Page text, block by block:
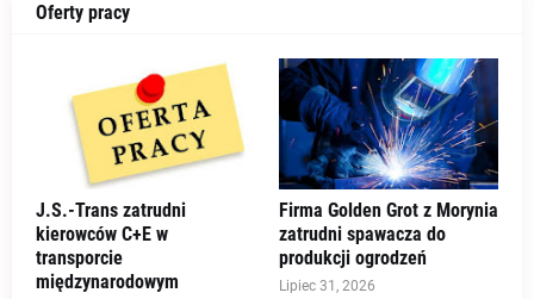
Oferty pracy
J.S.-Trans zatrudni
kierowców C+E w
transporcie
międzynarodowym
Firma Golden Grot z Morynia
zatrudni spawacza do
produkcji ogrodzeń
Lipiec 31, 2026